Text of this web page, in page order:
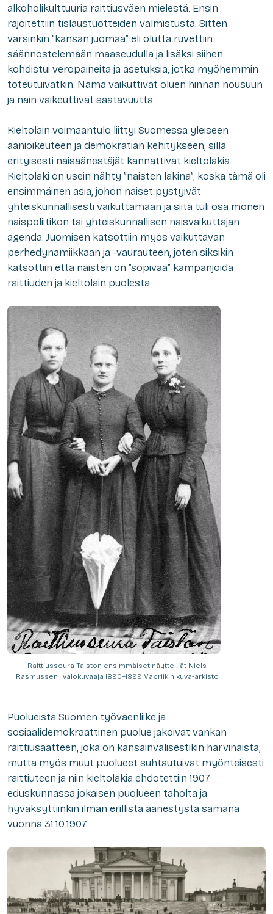
alkoholikulttuuria raittiusväen mielestä. Ensin
rajoitettiin tislaustuotteiden valmistusta. Sitten
varsinkin ”kansan juomaa” eli olutta ruvettiin
säännöstelemään maaseudulla ja lisäksi siihen
kohdistui veropaineita ja asetuksia, jotka myöhemmin
toteutuivatkin. Nämä vaikuttivat oluen hinnan nousuun
ja näin vaikeuttivat saatavuutta.
Kieltolain voimaantulo liittyi Suomessa yleiseen
äänioikeuteen ja demokratian kehitykseen, sillä
erityisesti naisäänestäjät kannattivat kieltolakia.
Kieltolaki on usein nähty ”naisten lakina”, koska tämä oli
ensimmäinen asia, johon naiset pystyivät
yhteiskunnallisesti vaikuttamaan ja siitä tuli osa monen
naispoliitikon tai yhteiskunnallisen naisvaikuttajan
agenda. Juomisen katsottiin myös vaikuttavan
perhedynamiikkaan ja -vaurauteen, joten siksikin
katsottiin että naisten on ”sopivaa” kampanjoida
raittiuden ja kieltolain puolesta.
Raittiusseura Taiston ensimmäiset näyttelijät Niels
Rasmussen , valokuvaaja 1890–1899 Vapriikin kuva-arkisto
Puolueista Suomen työväenliike ja
sosiaalidemokraattinen puolue jakoivat vankan
raittiusaatteen, joka on kansainvälisestikin harvinaista,
mutta myös muut puolueet suhtautuivat myönteisesti
raittiuteen ja niin kieltolakia ehdotettiin 1907
eduskunnassa jokaisen puolueen taholta ja
hyväksyttiinkin ilman erillistä äänestystä samana
vuonna 31.10.1907.